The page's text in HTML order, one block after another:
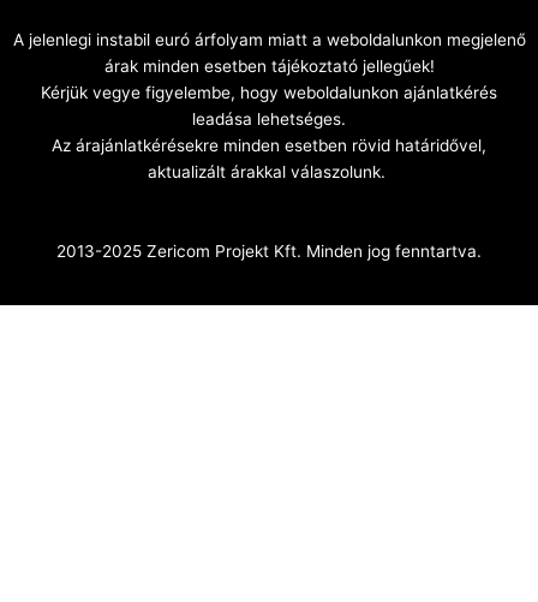
A jelenlegi instabil euró árfolyam miatt a weboldalunkon megjelenő
árak minden esetben tájékoztató jellegűek!
Kérjük vegye figyelembe, hogy weboldalunkon ajánlatkérés
leadása lehetséges.
Az árajánlatkérésekre minden esetben rövid határidővel,
aktualizált árakkal válaszolunk.
2013-2025 Zericom Projekt Kft. Minden jog fenntartva.